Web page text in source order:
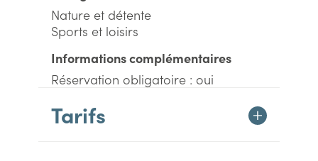
Nature et détente
Sports et loisirs
Informations complémentaires
Réservation obligatoire : oui
Tarifs